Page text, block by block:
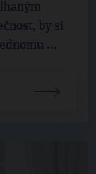
by si
...